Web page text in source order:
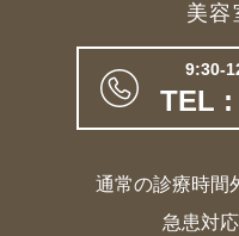
美容
9:30-
TEL :
通常の診療時間
急患対